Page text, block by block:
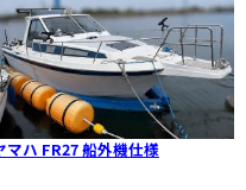
マハ FR27 船外機仕様